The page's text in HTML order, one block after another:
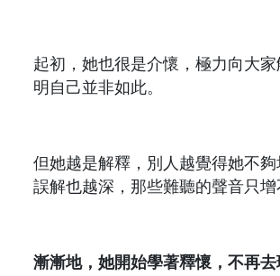
起初，她也很是介懷，極力向大
明自己並非如此。
但她越是解釋，別人越覺得她不
誤解也越深，那些難聽的聲音只增
漸漸地，她開始學著釋懷，不再